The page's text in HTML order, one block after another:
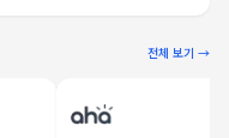
전체 보기 →